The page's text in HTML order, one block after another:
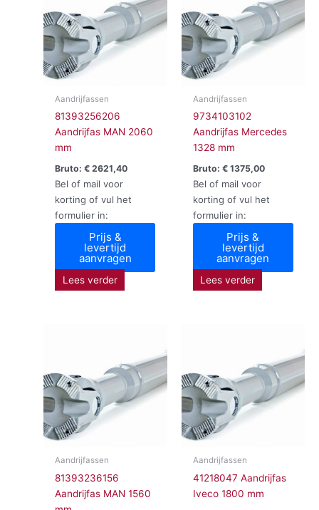
Aandrijfassen
81393256206
Aandrijfas MAN 2060
mm
Bruto:€ 2621,40
Bel of mail voor
korting of vul het
formulier in:
Prijs &
levertijd
aanvragen
Lees verder
Aandrijfassen
9734103102
Aandrijfas Mercedes
1328 mm
Bruto: €1375,00
Bel of mail voor
korting of vul het
formulier in:
Prijs &
levertijd
aanvragen
Lees verder
Aandrijfassen
81393236156
Aandrijfas MAN 1560
Aandrijfassen
41218047 Aandrijfas
Iveco 1800 mm